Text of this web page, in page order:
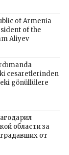
of Armenia
of the
Aliyev
cesaretlerinden
gönüllülere
области за
от